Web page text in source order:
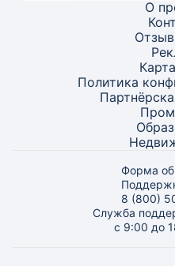
О
Карта
Политика
Форма
8 (800)
Служба
с 9:00 до